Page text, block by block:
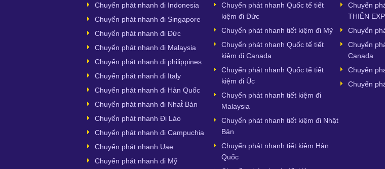
Chuyển phát nhanh đi Indonesia
Chuyển phát nhanh đi Singapore
Chuyển phát nhanh đi Đức
Chuyển phát nhanh đi Malaysia
Chuyển phát nhanh đi philippines
Chuyển phát nhanh đi Italy
Chuyển phát nhanh đi Hàn Quốc
Chuyển phát nhanh đi Nhat̉̀ Bản
Chuyển phát nhanh Đi Lào
Chuyển phát nhanh đi Campuchia
Chuyển phát nhanh Uae
Chuyển phát nhanh đi Mỹ
Chuyển phát nhanh Quốc tế tiết
kiệm đi Đức
Chuyển phát nhanh tiết kiệm đi Mỹ
Chuyển phát nhanh Quốc tế tiết
kiệm đi Canada
Chuyển phát nhanh Quốc tế tiết
kiệm đi Úc
Chuyển phát nhanh tiết kiệm đi
Malaysia
Chuyển phát nhanh tiết kiệm đi Nhật
Bản
Chuyển phát nhanh tiết kiệm Hàn
Quốc
Chuyển
THIÊN
Chuyển
Chuyển
Canada
Chuyển
Chuyển